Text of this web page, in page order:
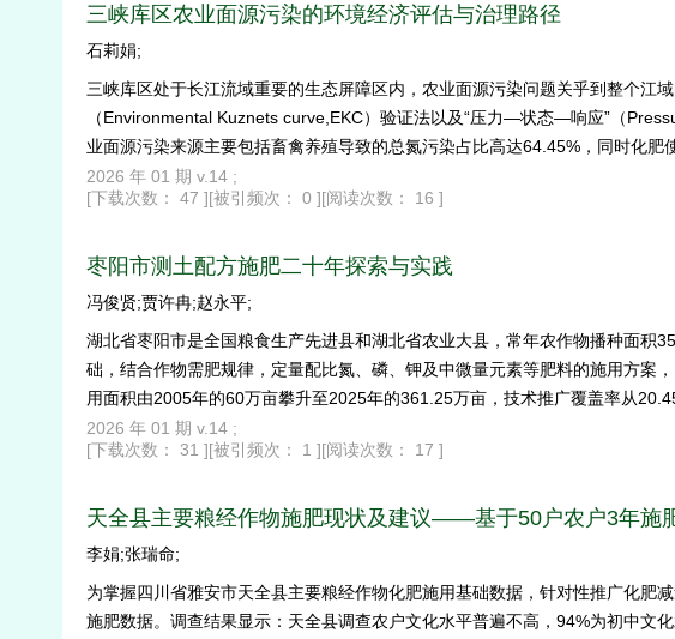
三峡库区农业面源污染的环境经济评估与治理路径
石莉娟;
三峡库区处于长江流域重要的生态屏障区内，农业面源污染问题关乎到整个江
（Environmental Kuznets curve,EKC）验证法以及“压力—状态—响应”（
业面源污染来源主要包括畜禽养殖导致的总氮污染占比高达64.45%，同时化
的三峡区县已经超越了EKC拐点，只有巫山、巫溪等腹地还在增长期；以风险
农业绿色发展提供科学依据。
2026 年 01 期 v.14 ;
[下载次数： 47 ][被引频次： 0 ][阅读次数： 16 ]
枣阳市测土配方施肥二十年探索与实践
冯俊贤;贾许冉;赵永平;
湖北省枣阳市是全国粮食生产先进县和湖北省农业大县，常年农作物播种面
础，结合作物需肥规律，定量配比氮、磷、钾及中微量元素等肥料的施用方案
用面积由2005年的60万亩攀升至2025年的361.25万亩，技术推广覆盖率从
二十年来的发展概况，分析枣阳市在“测、配、产、供、施”产业链建设，助力
撑。
2026 年 01 期 v.14 ;
[下载次数： 31 ][被引频次： 1 ][阅读次数： 17 ]
天全县主要粮经作物施肥现状及建议——基于50户农户3年施
李娟;张瑞命;
为掌握四川省雅安市天全县主要粮经作物化肥施用基础数据，针对性推广化肥
施肥数据。调查结果显示：天全县调查农户文化水平普遍不高，94%为初中文